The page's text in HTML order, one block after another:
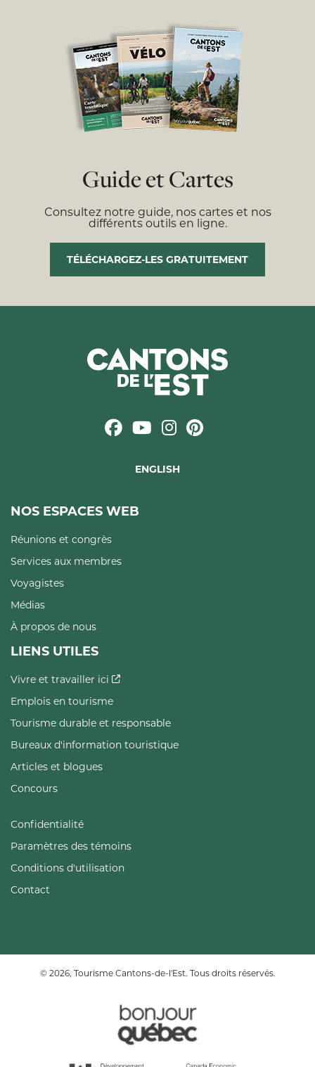
Guide et Cartes
Consultez notre guide, nos cartes et nos
différents outils en ligne.
TÉLÉCHARGEZ-LES GRATUITEMENT
ENGLISH
NOS ESPACES WEB
Réunions et congrès
Services aux membres
Voyagistes
Médias
À propos de nous
LIENS UTILES
Vivre et travailler ici
Emplois en tourisme
Tourisme durable et responsable
Bureaux d'information touristique
Articles et blogues
Concours
Confidentialité
Paramètres des témoins
Conditions d'utilisation
Contact
© 2026, Tourisme Cantons-de-l'Est. Tous droits réservés.